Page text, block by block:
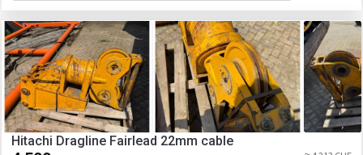
Hitachi Dragline Fairlead 22mm cable